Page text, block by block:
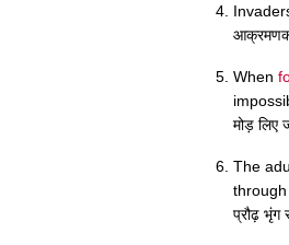
When
मोड़ लिए
The
प्रौढ़ भृंग